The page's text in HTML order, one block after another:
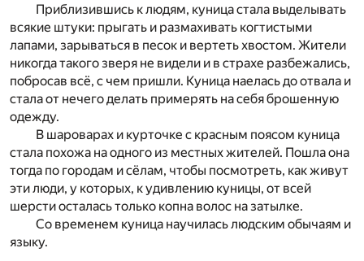
Приблизившись к людям, куница стала выделывать
всякие штуки: прыгать и размахивать когтистыми
лапами, зарываться в песок и вертеть хвостом. Жители
никогда такого зверя не видели и в страхе разбежались,
побросав всё, с чем пришли. Куница наелась до отвала и
стала от нечего делать примерять на себя брошенную
одежду.
В шароварах и курточке с красным поясом куница
стала похожа на одного из местных жителей. Пошла она
тогда по городам и сёлам, чтобы посмотреть, как живут
эти люди, у которых, к удивлению куницы, от всей
шерсти осталась только копна волос на затылке.
Со временем куница научилась людским обычаям и
языку.